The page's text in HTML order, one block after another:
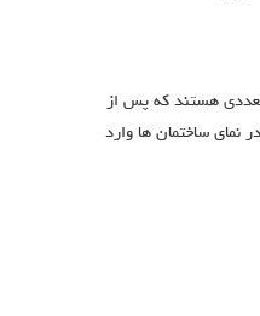
هستند که پس از
ساختمان ها وارد